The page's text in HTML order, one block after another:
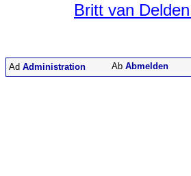
Britt van
Administration Abmelden